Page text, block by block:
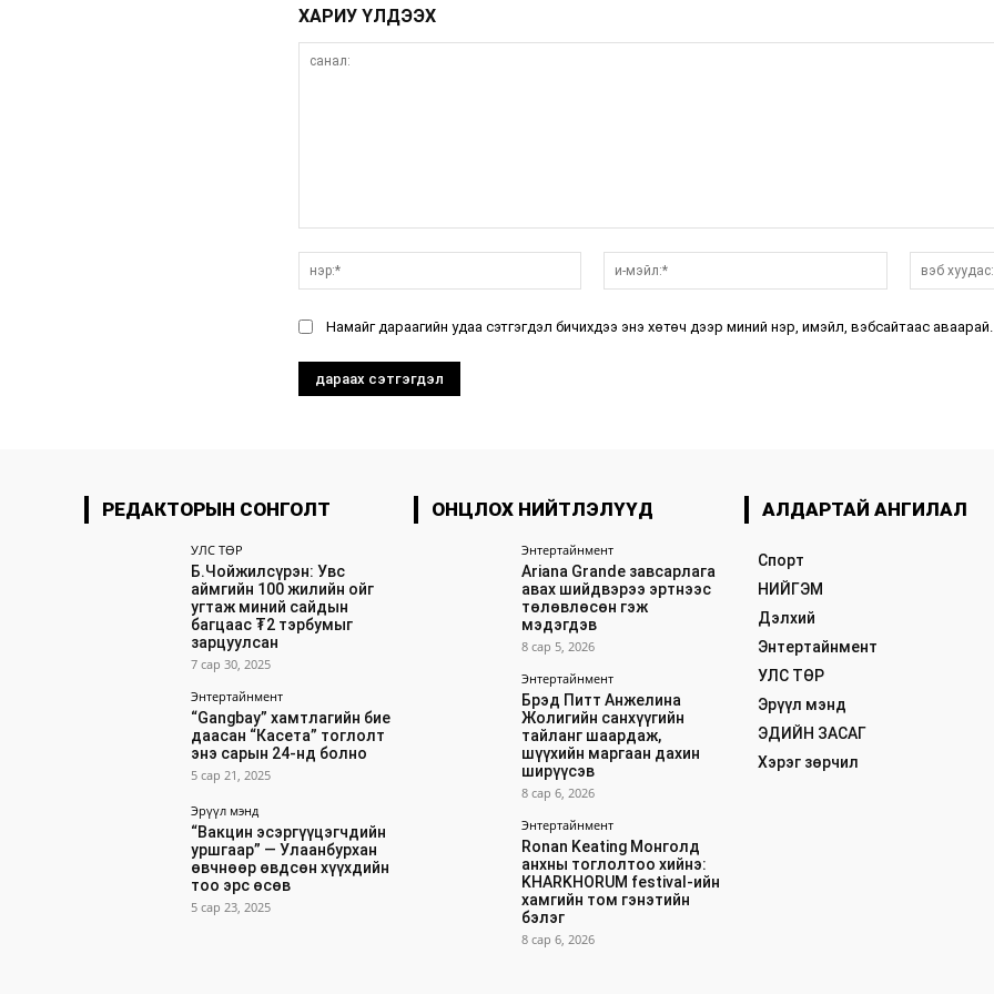
ХАРИУ ҮЛДЭЭХ
мэйл:*
Намайг дараагийн удаа сэтгэгдэл бичихдээ энэ хөтөч дээр миний нэр, имэйл, вэбсайтаас аваарай.
РЕДАКТОРЫН СОНГОЛТ
УЛС ТӨР
Б.Чойжилсүрэн: Увс
аймгийн 100 жилийн ойг
угтаж миний сайдын
багцаас ₮2 тэрбумыг
зарцуулсан
7 сар 30, 2025
Энтертайнмент
“Gangbay” хамтлагийн бие
даасан “Касета” тоглолт
энэ сарын 24-нд болно
5 сар 21, 2025
Эрүүл мэнд
“Вакцин эсэргүүцэгчдийн
уршгаар” — Улаанбурхан
өвчнөөр өвдсөн хүүхдийн
тоо эрс өсөв
5 сар 23, 2025
ОНЦЛОХ НИЙТЛЭЛҮҮД
Энтертайнмент
Ariana Grande завсарлага
авах шийдвэрээ эртнээс
төлөвлөсөн гэж
мэдэгдэв
8 сар 5, 2026
Энтертайнмент
Брэд Питт Анжелина
Жолигийн санхүүгийн
тайланг шаардаж,
шүүхийн маргаан дахин
ширүүсэв
8 сар 6, 2026
Энтертайнмент
Ronan Keating Монголд
анхны тоглолтоо хийнэ:
KHARKHORUM festival-ийн
хамгийн том гэнэтийн
бэлэг
8 сар 6, 2026
АЛДАРТАЙ АНГИЛАЛ
Спорт
НИЙГЭМ
Дэлхий
Энтертайнмент
УЛС ТӨР
Эрүүл мэнд
ЭДИЙН ЗАСАГ
Хэрэг зөрчил